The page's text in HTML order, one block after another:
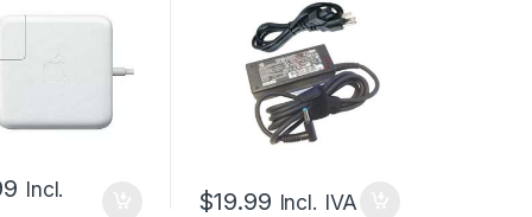
MAGSAFE 2
+ CABLE
Incl.
2.31A PLUG AZUL
4.5*3.0
$19.99 Incl. IVA